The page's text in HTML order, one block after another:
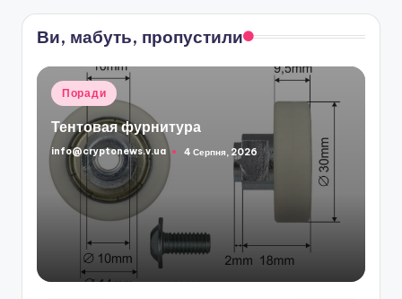
Ви, мабуть, пропустили
Опубліковано
Поради
Тентовая фурнитура
Опубліковано
info@cryptonews.v.ua 4 Серпня, 2026